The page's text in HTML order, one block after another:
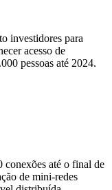
investidores para
acesso de
pessoas até 2024.
conexões até o final de
de mini-redes